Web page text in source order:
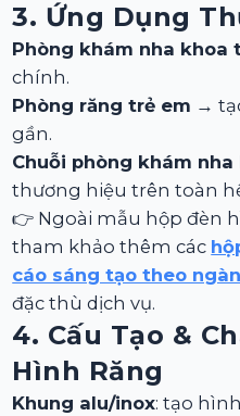
3. Ứng Dụng
Phòng khám nha khoa
chính.
Phòng răng trẻ em →
gần.
Chuỗi phòng khám nha
thương hiệu trên toàn
👉 Ngoài mẫu hộp đèn
tham khảo thêm các
cáo sáng tạo theo
đặc thù dịch vụ.
4. Cấu Tạo &
Hình Răng
Khung alu/inox: tạo